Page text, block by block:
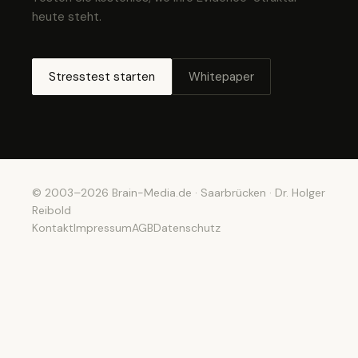
heute steht.
Stresstest starten Whitepaper
© 2003–2026 Brain-Media.de · Saarbrücken · Dr. Holger
Reibold
KontaktImpressumAGBDatenschutz